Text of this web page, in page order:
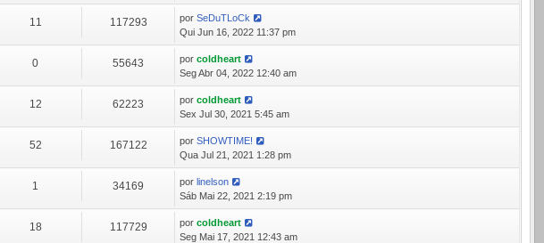
11 117293 porSeDuTLoCk
Qui Jun 16, 2022 11:37 pm
0 55643 porcoldheart
Seg Abr 04, 2022 12:40 am
12 62223 porcoldheart
Sex Jul 30, 2021 5:45 am
52 167122 porSHOWTIME!
Qua Jul 21, 2021 1:28 pm
1 34169 porlinelson
Sáb Mai 22, 2021 2:19 pm
18 117729 porcoldheart
Seg Mai 17, 2021 12:43 am